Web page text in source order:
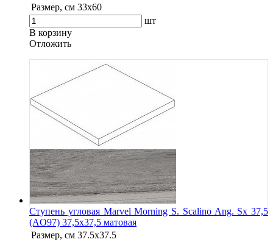
Размер, см 33x60
шт
В корзину
Oтложить
Ступень угловая Marvel Morning S. Scalino Ang. Sx 37,5
(AO97) 37,5x37,5 матовая
Размер, см 37.5x37.5